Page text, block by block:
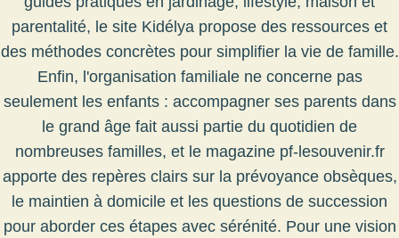
parentalité, le site Kidélya propose des ressources et
des méthodes concrètes pour simplifier la vie de famille.
Enfin, l'organisation familiale ne concerne pas
seulement les enfants : accompagner ses parents dans
le grand âge fait aussi partie du quotidien de
nombreuses familles, et le magazine pf-lesouvenir.fr
apporte des repères clairs sur la prévoyance obsèques,
le maintien à domicile et les questions de succession
pour aborder ces étapes avec sérénité. Pour une vision